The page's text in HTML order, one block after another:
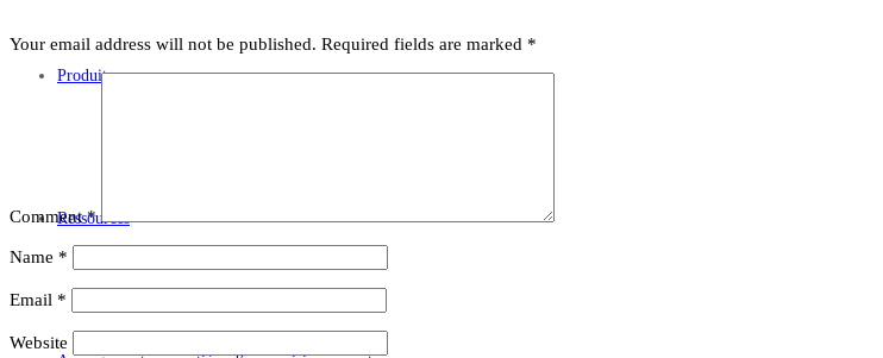
Produits
Ressources
Your email address will not be published. Required fields are marked *
Comment*
Name *
Email *
Website